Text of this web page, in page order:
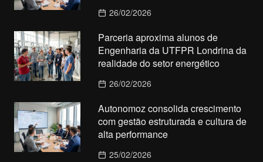
26/02/2026
Parceria aproxima alunos de
Engenharia da UTFPR Londrina da
realidade do setor energético
26/02/2026
Autonomoz consolida crescimento
com gestão estruturada e cultura de
alta performance
25/02/2026